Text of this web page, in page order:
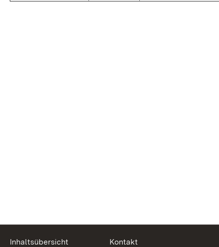
Inhaltsübersicht
Kontakt